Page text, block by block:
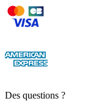
Des questions ?